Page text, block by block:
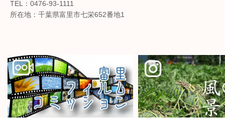
TEL：0476-93-1111
所在地：千葉県富里市七栄652番地1